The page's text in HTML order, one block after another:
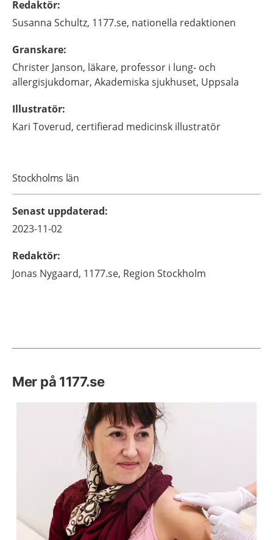
Redaktör:
Susanna Schultz, 1177.se, nationella redaktionen
Granskare:
Christer Janson, läkare, professor i lung- och
allergisjukdomar, Akademiska sjukhuset, Uppsala
Illustratör:
Kari Toverud, certifierad medicinsk illustratör
Stockholms län
Senast uppdaterad:
2023-11-02
Redaktör:
Jonas Nygaard, 1177.se, Region Stockholm
Mer på 1177.se